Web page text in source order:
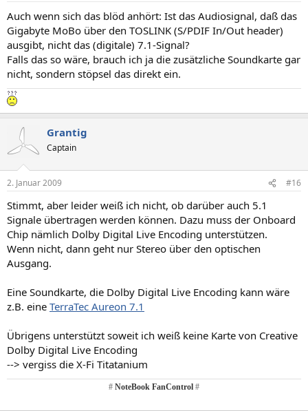
Auch wenn sich das blöd anhört: Ist das Audiosignal, daß das
Gigabyte MoBo über den TOSLINK (S/PDIF In/Out header)
ausgibt, nicht das (digitale) 7.1-Signal?
Falls das so wäre, brauch ich ja die zusätzliche Soundkarte gar
nicht, sondern stöpsel das direkt ein.
Grantig
Captain
2. Januar 2009 #16
Stimmt, aber leider weiß ich nicht, ob darüber auch 5.1
Signale übertragen werden können. Dazu muss der Onboard
Chip nämlich Dolby Digital Live Encoding unterstützen.
Wenn nicht, dann geht nur Stereo über den optischen
Ausgang.
Eine Soundkarte, die Dolby Digital Live Encoding kann wäre
z.B. eine TerraTec Aureon 7.1
Übrigens unterstützt soweit ich weiß keine Karte von Creative
Dolby Digital Live Encoding
--> vergiss die X-Fi Titatanium
# NoteBook FanControl #